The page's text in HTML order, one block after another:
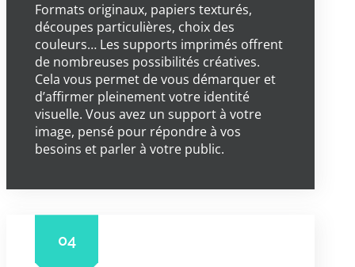
Formats originaux, papiers texturés,
découpes particulières, choix des
couleurs… Les supports imprimés offrent
de nombreuses possibilités créatives.
Cela vous permet de vous démarquer et
d’affirmer pleinement votre identité
visuelle. Vous avez un support à votre
image, pensé pour répondre à vos
besoins et parler à votre public.
04